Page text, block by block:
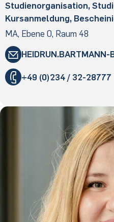
Studienorganisation,
Kursanmeldung,
MA, Ebene 0, Raum 48
HEIDRUN.​BARTMANN-
+49 (0)234 / 32-28777